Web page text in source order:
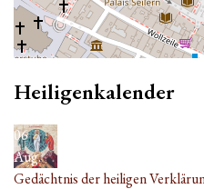
Heiligenkalender
06
Aug.
Gedächtnis der heiligen